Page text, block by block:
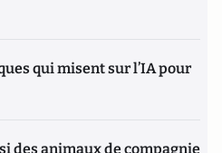
qui misent sur l’IA pour
des animaux de compagnie